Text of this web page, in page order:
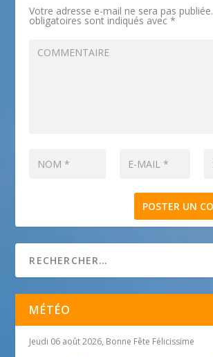
Votre adresse e-mail ne sera pas publiée.
obligatoires sont indiqués avec*
MÉTÉO
Jeudi 06 août 2026, Bonne Fête Félicissime